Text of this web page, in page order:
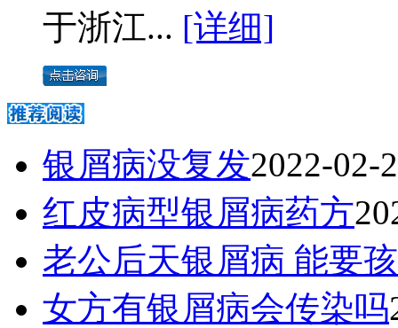
于浙江... [详细]
银屑病没复发2022-02-
红皮病型银屑病药方
老公后天银屑病 能要
女方有银屑病会传染吗